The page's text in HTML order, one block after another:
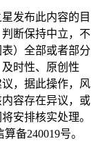
发布此内容的目
断保持中立，不
）全部或者部分
时性、原创性
，据此操作，风
容存在异议，或
安排核实处理。
备240019号。